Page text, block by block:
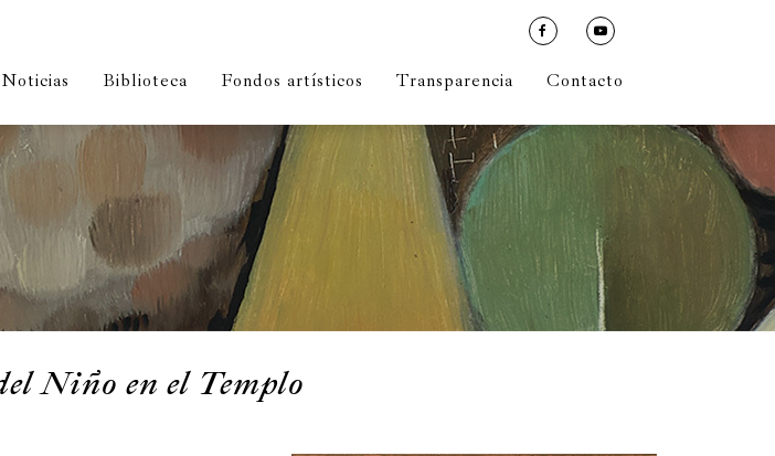
Noticias Biblioteca Fondos artísticos Transparencia Contacto
Niño en el Templo